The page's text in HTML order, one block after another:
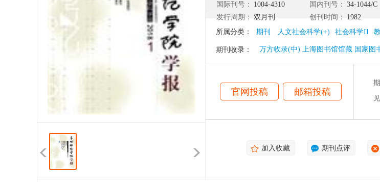
国际刊号：
1004-4310 国内刊号： 34-1044/C
发行周期： 双月刊 创刊时间： 1982
所属分类：
期刊 人文社会科学(+) 社会科学II
期刊收录： 万方收录(中) 上海图书馆馆藏 国家图
官网投稿 邮箱投稿
加入收藏 期刊点评